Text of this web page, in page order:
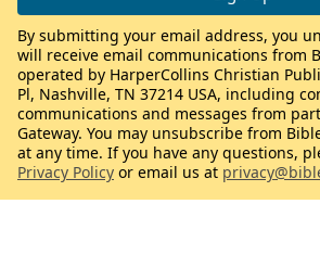
By submitting your email address, you
will receive email communications from
operated by HarperCollins Christian
Pl, Nashville, TN 37214 USA, including
communications and messages from
Gateway. You may unsubscribe from
at any time. If you have any questions,
Privacy Policy or email us at